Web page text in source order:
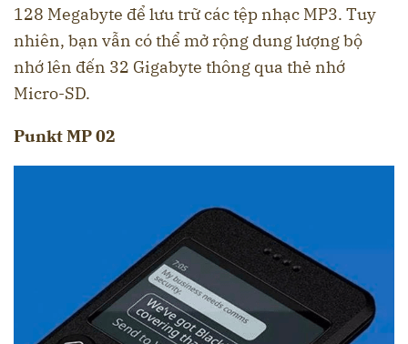
128 Megabyte để lưu trữ các tệp nhạc MP3. Tuy
nhiên, bạn vẫn có thể mở rộng dung lượng bộ
nhớ lên đến 32 Gigabyte thông qua thẻ nhớ
Micro-SD.
Punkt MP 02